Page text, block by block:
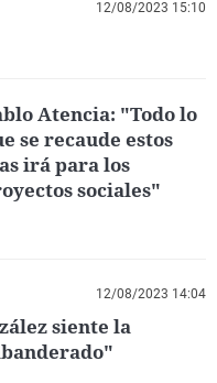
12/08/2023 15:10
Atencia: "Todo lo
se recaude estos
irá para los
sociales"
12/08/2023 14:04
siente la